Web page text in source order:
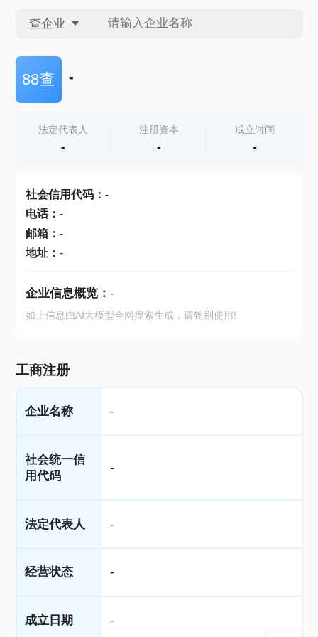
查企业
查企业
查产地
88查 -
法定代表人
-
注册资本
-
成立时间
-
社会信用代码： -
电话： -
邮箱： -
地址： -
企业信息概览： -
如上信息由AI大模型全网搜索生成，请甄别使用!
工商注册
企业名称 -
社会统一信
用代码
-
法定代表人 -
经营状态 -
成立日期 -